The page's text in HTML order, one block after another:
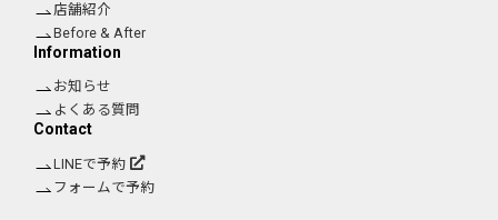
店舗紹介
Before & After
Information
お知らせ
よくある質問
Contact
LINEで予約
フォームで予約